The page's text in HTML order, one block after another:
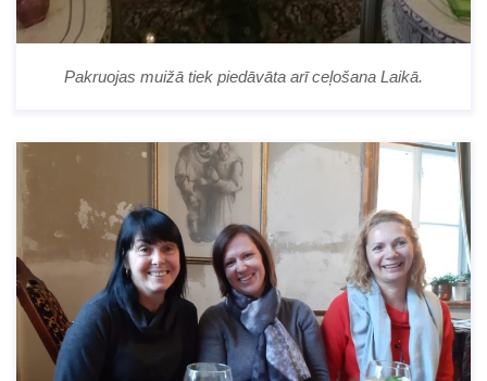
Pakruojas muižā tiek piedāvāta arī ceļošana Laikā.